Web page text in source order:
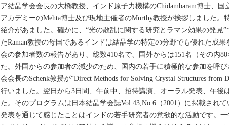
ア結晶学会会長の大橋教授、インド原子力機構のChidambaram博士、
アカデミーのMehta博士及び現地主催者のMurthy教授が挨拶しました
紹介があました。確かに、“光の散乱に関する研究とラマン効果の発見
たRaman教授の母国であるインドは結晶学の特定の分野でも優れた成
会の参加者数の報告があり、総数410名で、国外からは151名（その内
た。外国からの参加者の減少のため、国内の若手に積極的な参加を呼
会会長のSchenk教授が“Direct Methods for Solving Crystal Structures
行いました。翌日から3日間、午前中、招待講演、オーラル発表、午後
た。そのプログラムは日本結晶学会誌Vol.43,No.6（2001）に掲載され
発表を通じて感じたことはインドの若手研究者の意欲的な活動です。